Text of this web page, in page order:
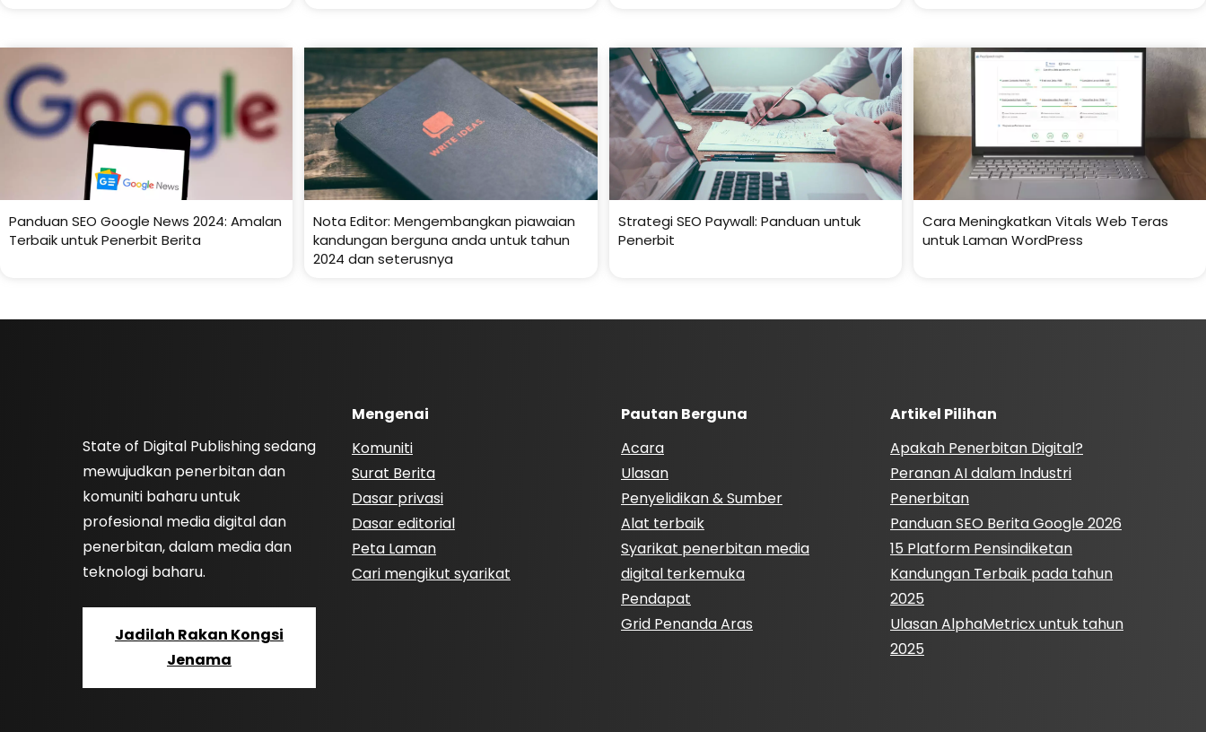
Panduan SEO Google News 2024: Amalan
Terbaik untuk Penerbit Berita
Nota Editor: Mengembangkan piawaian
kandungan berguna anda untuk tahun
2024 dan seterusnya
Strategi SEO Paywall: Panduan untuk
Penerbit
Cara Meningkatkan Vitals Web Teras
untuk Laman WordPress
State of Digital Publishing sedang
mewujudkan penerbitan dan
komuniti baharu untuk
profesional media digital dan
penerbitan, dalam media dan
teknologi baharu.
Jadilah Rakan Kongsi
Jenama
Mengenai
Komuniti
Surat Berita
Dasar privasi
Dasar editorial
Peta Laman
Cari mengikut syarikat
Pautan Berguna
Acara
Ulasan
Penyelidikan & Sumber
Alat terbaik
Syarikat penerbitan media
digital terkemuka
Pendapat
Grid Penanda Aras
Artikel Pilihan
Apakah Penerbitan Digital?
Peranan AI dalam Industri
Penerbitan
Panduan SEO Berita Google 2026
15 Platform Pensindiketan
Kandungan Terbaik pada tahun
2025
Ulasan AlphaMetricx untuk tahun
2025